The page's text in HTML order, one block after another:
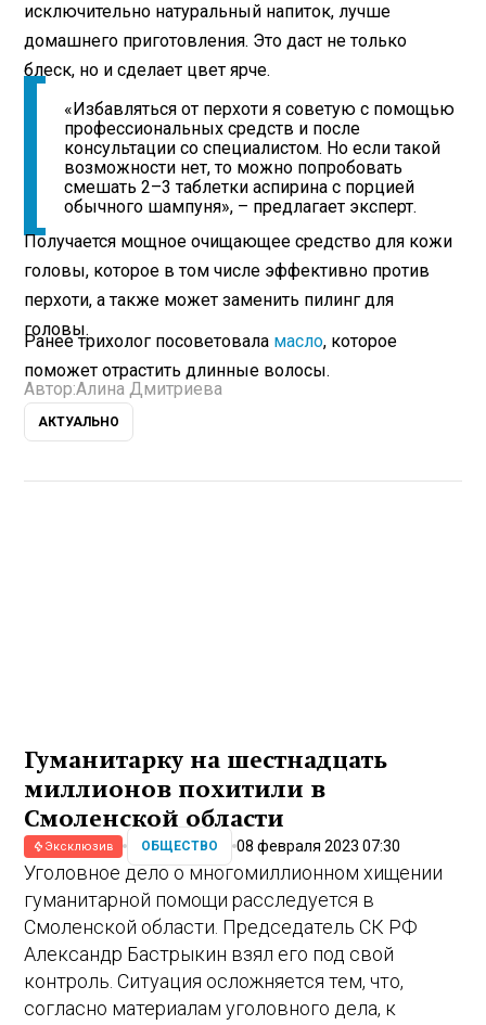
исключительно натуральный напиток, лучше
домашнего приготовления. Это даст не только
блеск, но и сделает цвет ярче.
«Избавляться от перхоти я советую с помощью
профессиональных средств и после
консультации со специалистом. Но если такой
возможности нет, то можно попробовать
смешать 2–3 таблетки аспирина с порцией
обычного шампуня», – предлагает эксперт.
Получается мощное очищающее средство для кожи
головы, которое в том числе эффективно против
перхоти, а также может заменить пилинг для
головы.
Ранее трихолог посоветовала масло, которое
поможет отрастить длинные волосы.
Автор:Алина Дмитриева
АКТУАЛЬНО
Гуманитарку на шестнадцать
миллионов похитили в
Смоленской области
Эксклюзив ОБЩЕСТВО 08 февраля 2023 07:30
Уголовное дело о многомиллионном хищении
гуманитарной помощи расследуется в
Смоленской области. Председатель СК РФ
Александр Бастрыкин взял его под свой
контроль. Ситуация осложняется тем, что,
согласно материалам уголовного дела, к